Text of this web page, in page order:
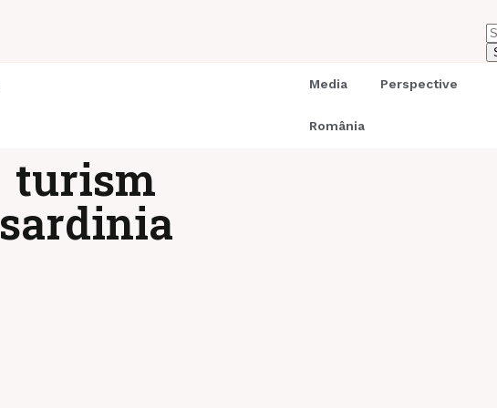
Media Perspective
România
turism
sardinia